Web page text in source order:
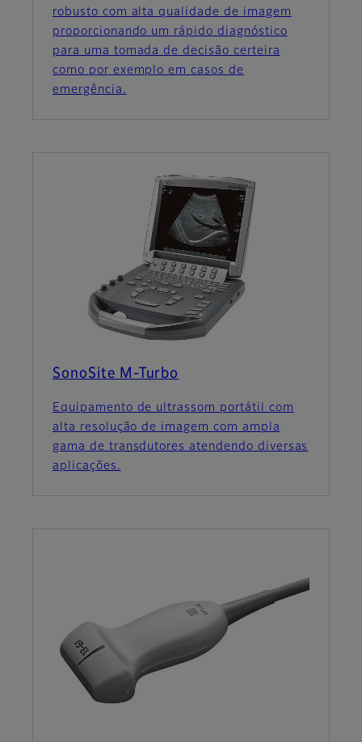
robusto com alta qualidade de imagem
proporcionando um rápido diagnóstico
para uma tomada de decisão certeira
como por exemplo em casos de
emergência.
SonoSite M-Turbo
Equipamento de ultrassom portátil com
alta resolução de imagem com ampla
gama de transdutores atendendo diversas
aplicações.